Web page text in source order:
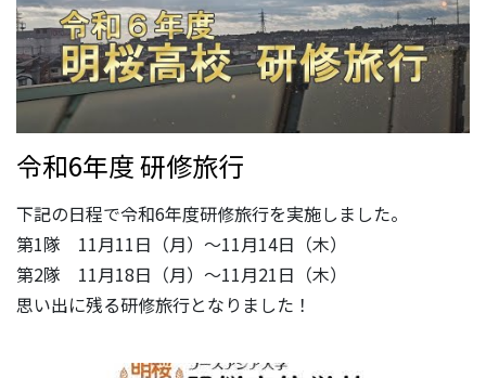
令和6年度 研修旅行
下記の日程で令和6年度研修旅行を実施しました。
第1隊 11月11日（月）～11月14日（木）
第2隊 11月18日（月）～11月21日（木）
思い出に残る研修旅行となりました！